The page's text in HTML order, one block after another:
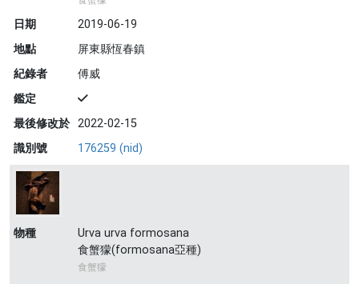
日期
2019-06-19
地點
屏東縣恆春鎮
紀錄者
傅威
鑑定
最後修改於 2022-02-15
識別號
176259 (nid)
物種
Urva urva formosana
食蟹獴(formosana亞種)
食蟹獴